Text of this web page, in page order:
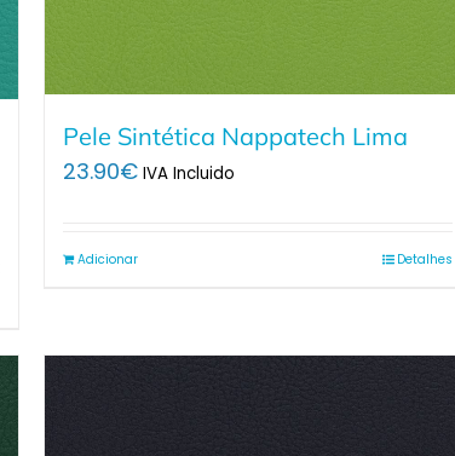
Pele Sintética Nappatech Lima
23.90€ IVA Incluido
Adicionar Detalhes